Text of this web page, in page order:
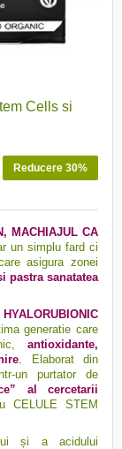
Cells si
Reducere 30%
MACHIAJUL CA
un simplu fard ci
asigura zonei
pastra sanatatea
generatie care
antioxidante,
.
Elaborat din
un purtator de
al cercetarii
CELULE STEM
și a acidului